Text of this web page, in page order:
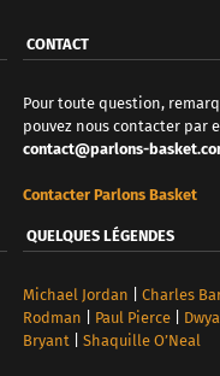
CONTACT
Pour toute question,
pouvez nous contacter par
contact@parlons-
Contacter Parlons Basket
QUELQUES LÉGENDES
Michael Jordan Charles
Rodman
Paul Pierce|
Bryant
Shaquille O’Neal